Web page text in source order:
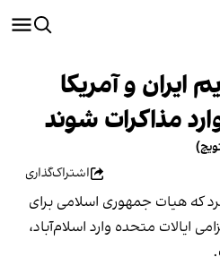
ایران و آمریکا
مذاکرات شوند
اشتراک‌گذاری
که هیات جمهوری اسلامی برای
ایالات متحده وارد اسلام‌آباد،